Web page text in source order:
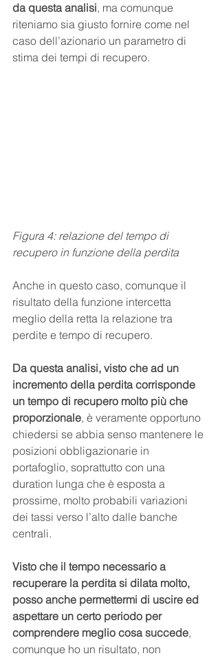
da questa analisi, ma comunque
riteniamo sia giusto fornire come nel
caso dell’azionario un parametro di
stima dei tempi di recupero.
Figura 4: relazione del tempo di
recupero in funzione della perdita
Anche in questo caso, comunque il
risultato della funzione intercetta
meglio della retta la relazione tra
perdite e tempo di recupero.
Da questa analisi, visto che ad un
incremento della perdita corrisponde
un tempo di recupero molto più che
proporzionale, è veramente opportuno
chiedersi se abbia senso mantenere le
posizioni obbligazionarie in
portafoglio, soprattutto con una
duration lunga che è esposta a
prossime, molto probabili variazioni
dei tassi verso l’alto dalle banche
centrali.
Visto che il tempo necessario a
recuperare la perdita si dilata molto,
posso anche permettermi di uscire ed
aspettare un certo periodo per
comprendere meglio cosa succede,
comunque ho un risultato, non